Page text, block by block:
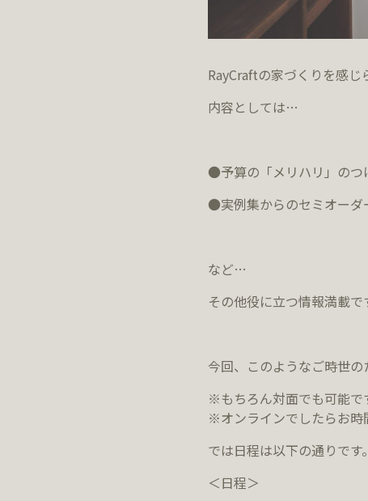
RayCraftの家づくりを感じ
内容としては…
●予算の「メリハリ」のつ
●実例集からのセミオーダ
など…
その他役に立つ情報満載で
今回、このようなご時世の
※もちろん対面でも可能で
※オンラインでしたらお時
では日程は以下の通りです。
＜日程＞